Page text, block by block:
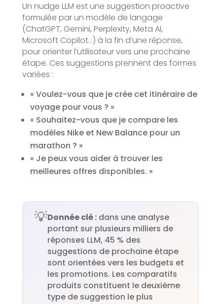
Un nudge LLM est une suggestion proactive
formulée par un modèle de langage
(ChatGPT, Gemini, Perplexity, Meta AI,
Microsoft Copilot…) à la fin d’une réponse,
pour orienter l’utilisateur vers une prochaine
étape. Ces suggestions prennent des formes
variées :
« Voulez-vous que je crée cet itinéraire de
voyage pour vous ? »
« Souhaitez-vous que je compare les
modèles Nike et New Balance pour un
marathon ? »
« Je peux vous aider à trouver les
meilleures offres disponibles. »
💡Donnée clé :dans une analyse
portant sur plusieurs milliers de
réponses LLM, 45 % des
suggestions de prochaine étape
sont orientées vers les budgets et
les promotions. Les comparatifs
produits constituent le deuxième
type de suggestion le plus